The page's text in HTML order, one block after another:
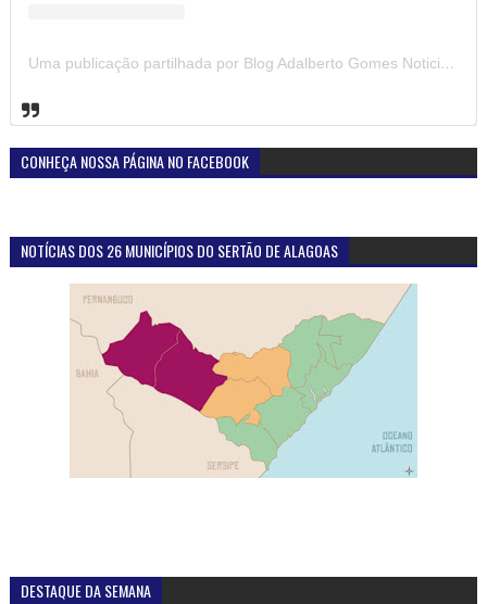
Uma publicação partilhada por Blog Adalberto Gomes Noticias (@blogadalbertogomesnoticiass)
CONHEÇA NOSSA PÁGINA NO FACEBOOK
NOTÍCIAS DOS 26 MUNICÍPIOS DO SERTÃO DE ALAGOAS
DESTAQUE DA SEMANA